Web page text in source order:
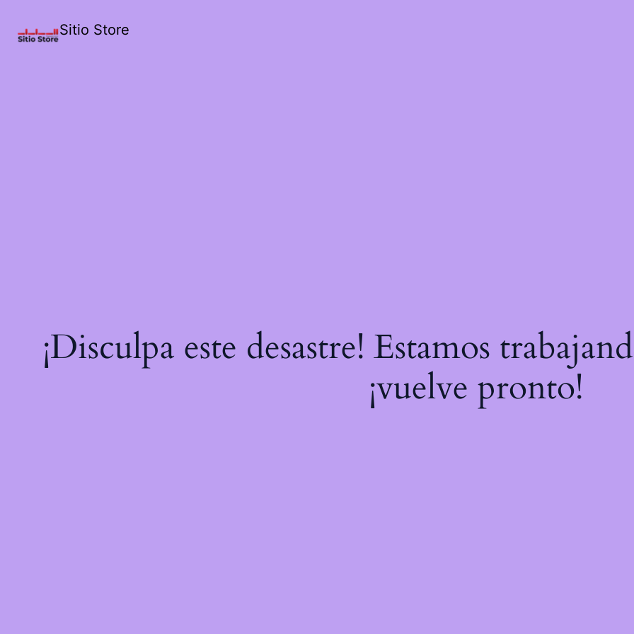
Sitio Store
¡Disculpa este desastre! Estamos
¡vuelve pronto!